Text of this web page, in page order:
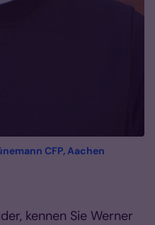
CFP, Aachen
kennen Sie Werner